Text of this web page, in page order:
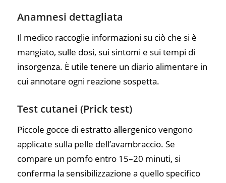
Anamnesi dettagliata
Il medico raccoglie informazioni su ciò che si è
mangiato, sulle dosi, sui sintomi e sui tempi di
insorgenza. È utile tenere un diario alimentare in
cui annotare ogni reazione sospetta.
Test cutanei (Prick test)
Piccole gocce di estratto allergenico vengono
applicate sulla pelle dell’avambraccio. Se
compare un pomfo entro 15–20 minuti, si
conferma la sensibilizzazione a quello specifico